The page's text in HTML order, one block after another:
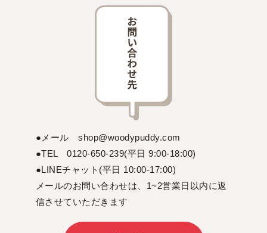
●メール shop@woodypuddy.com
●TEL 0120-650-239(平日 9:00-18:00)
●LINEチャット(平日 10:00-17:00)
メールのお問い合わせは、1~2営業日以内に返
信させていただきます